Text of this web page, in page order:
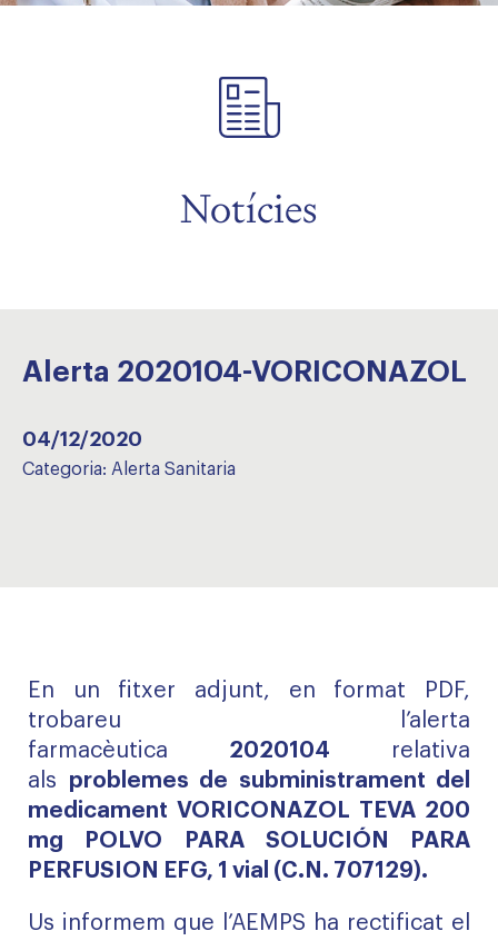
Notícies
Alerta 2020104-VORICONAZOL
04/12/2020
Categoria: Alerta Sanitaria
En un fitxer adjunt, en format PDF,
trobareu l’alerta
farmacèutica 2020104 relativa
als problemes de subministrament del
medicament VORICONAZOL TEVA 200
mg POLVO PARA SOLUCIÓN PARA
PERFUSION EFG, 1 vial (C.N. 707129).
Us informem que l’AEMPS ha rectificat el